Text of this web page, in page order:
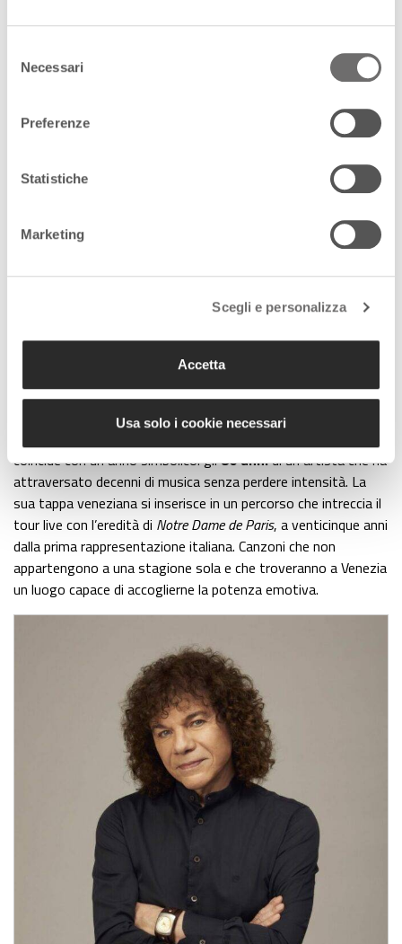
delNecessari
Preferenze
Statistiche
Marketing
Scegli e personalizza
Accetta
Usa solo i cookie necessari
I grandi concerti in Piazza San
in Piazza San Marco:Andrea Bocelli
Cocciantein giugno,Edoardo Bennatoil 6 luglio.
Ad aprire la sequenza di grandi appuntamenti sarà
coincide con un anno simbolico: gli80 annidi un artista che ha
attraversato decenni di musica senza perdere intensità. La
sua tappa veneziana si inserisce in un percorso che intreccia il
tour live con l’eredità di Notre Dame de Paris, a venticinque anni
dalla prima rappresentazione italiana. Canzoni che non
appartengono a una stagione sola e che troveranno a Venezia
un luogo capace di accoglierne la potenza emotiva.